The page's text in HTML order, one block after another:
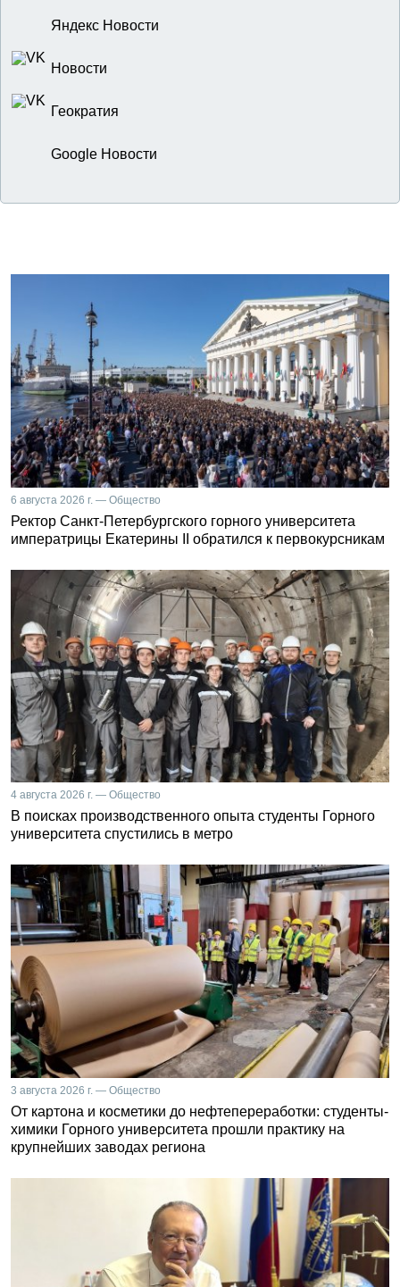
Яндекс Новости
Новости
Геократия
Google Новости
6 августа 2026 г. — Общество
Ректор Санкт-Петербургского горного университета
императрицы Екатерины II обратился к первокурсникам
4 августа 2026 г. — Общество
В поисках производственного опыта студенты Горного
университета спустились в метро
3 августа 2026 г. — Общество
От картона и косметики до нефтепереработки: студенты-
химики Горного университета прошли практику на
крупнейших заводах региона